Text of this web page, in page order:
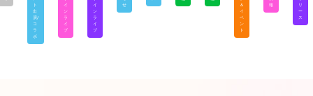
ト
出
演/
コ
ラ
ボ
イ
ン
ラ
イ
ブ
イ
ン
ラ
イ
ブ
せ
＆
イ
ベ
ン
ト
報
リ
ー
ス